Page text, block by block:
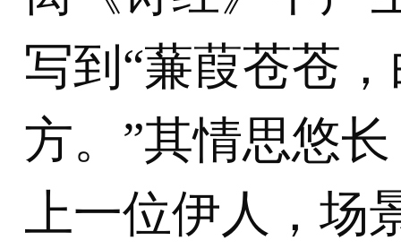
写到“蒹葭苍苍
方。”其情思悠
上一位伊人，